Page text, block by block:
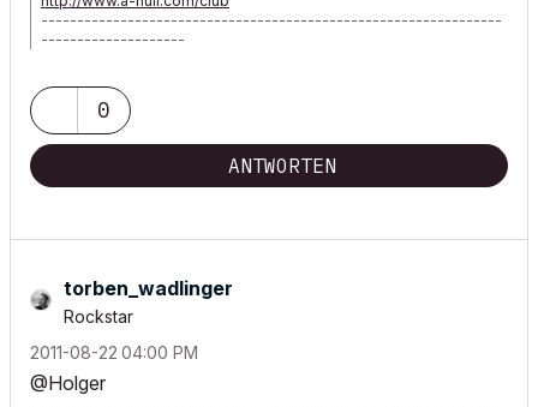
----------------------------------------------------------------
--------------------
0
ANTWORTEN
torben_wadlinger
Rockstar
‎2011-08-22 04:00 PM
@Holger